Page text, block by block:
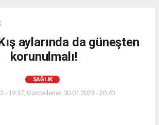
aylarında da güneşten
korunulmalı!
SAĞLIK
- 19:37, Güncelleme: 30.01.2023 - 20:40